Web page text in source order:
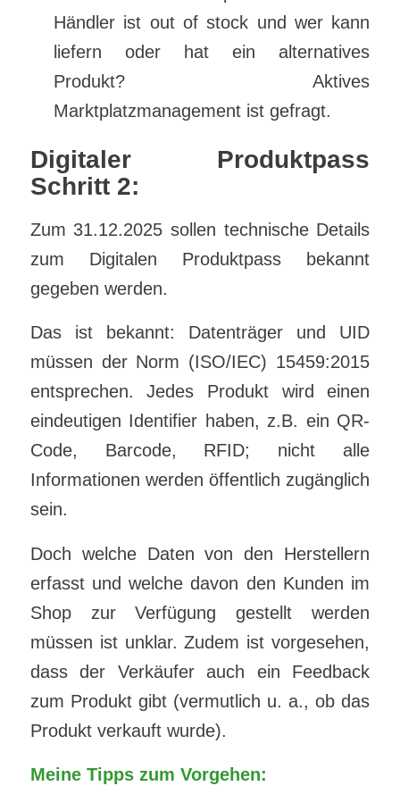
Händler ist out of stock und wer kann
liefern oder hat ein alternatives
Produkt? Aktives
Marktplatzmanagement ist gefragt.
Digitaler Produktpass
Schritt 2:
Zum 31.12.2025 sollen technische Details
zum Digitalen Produktpass bekannt
gegeben werden.
Das ist bekannt: Datenträger und UID
müssen der Norm (ISO/IEC) 15459:2015
entsprechen. Jedes Produkt wird einen
eindeutigen Identifier haben, z.B. ein QR-
Code, Barcode, RFID; nicht alle
Informationen werden öffentlich zugänglich
sein.
Doch welche Daten von den Herstellern
erfasst und welche davon den Kunden im
Shop zur Verfügung gestellt werden
müssen ist unklar. Zudem ist vorgesehen,
dass der Verkäufer auch ein Feedback
zum Produkt gibt (vermutlich u. a., ob das
Produkt verkauft wurde).
Meine Tipps zum Vorgehen: